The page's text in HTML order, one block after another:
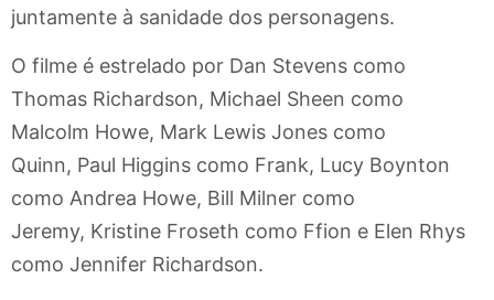
juntamente à sanidade dos personagens.
O filme é estrelado por Dan Stevens como
Thomas Richardson, Michael Sheen como
Malcolm Howe, Mark Lewis Jones como
Quinn, Paul Higgins como Frank, Lucy Boynton
como Andrea Howe, Bill Milner como
Jeremy, Kristine Froseth como Ffion e Elen Rhys
como Jennifer Richardson.